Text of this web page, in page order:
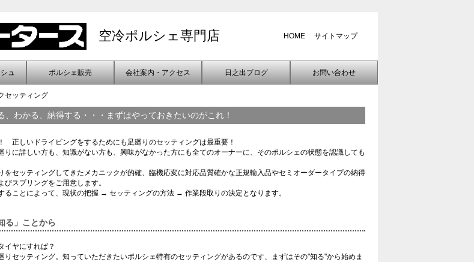
空冷ポルシェ専門店 HOME サイトマップ
ュ ポルシェ販売 会社案内・アクセス 日之出ブログ お問い合わせ
セッティング
、わかる、納得する・・・まずはやっておきたいのがこれ！
正しいドライビングをするためにも足廻りのセッティングは最重要！
りに詳しい方も、知識がない方も、興味がなかった方にも全てのオーナーに、そのポルシェの状態を認識しても
をセッティングしてきたメカニックが的確、臨機応変に対応品質確かな正規輸入品やセミオーダータイプの納得
スプリングをご用意します。
ることによって、現状の把握 → セッティングの方法 → 作業段取りの決定となります。
る」ことから
イヤにすれば？
りセッティング。知っていただきたいポルシェ特有のセッティングがあるのです、まずはその"知る"から始めま